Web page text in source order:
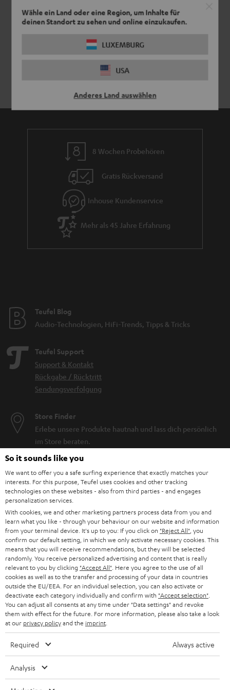
Wähle ein Land oder eine Region, um Inhalte für
deinen Standort zu sehen und online einzukaufen.
LUXEMBURG
USA
Anderes Land auswählen
8 Wochen Probehören
Gratis Rückversand
Inhouse Kundenservice
Mehr als 45 Jahre Erfahrung
Teufel Blog
Audio-Technologien, HiFi-Trends, Tipps & Tricks
Teufel Support
Support & Kontakt
Rückgabe / Rücktritt
Sendungsverfolgung
Store Finder
Erlebe unsere Produkte hautnah und lass dich persönlich
im Store beraten.
BIS ZU
45 €
RABATT
N
e
w
s
l
e
t
e
Wähle deinen Gutschein!
Melde dich für den Newsletter an und erhalte bis zu
45 € als Dankeschön.
EMAIL
WIDGET
JETZT
So it sounds like you
We want to offer you a safe surfing experience that exactly matches your
interests. For this purpose, Teufel uses cookies and other tracking
technologies on these websites - also from third parties - and engages
personalization services.
With cookies, we and other marketing partners process data from you and
learn what you like - through your behaviour on our website and information
from your terminal device. It's up to you: If you click on "Reject All" , you
confirm our default setting, in which we only activate necessary cookies. This
means that you will receive recommendations, but they will be selected
randomly. You receive personalized advertising and content that is really
relevant to you by clicking "Accept All" . Here you agree to the use of all
cookies as well as to the transfer and processing of your data in countries
outside the EU/EEA. For an individual selection, you can also activate or
deactivate each category individually and confirm with "Accept selection"
You can adjust all consents at any time under "Data settings" and revoke
them with effect for the future. For more information, please also take a look
at our privacy policyand the imprint
Required Always active
Analysis